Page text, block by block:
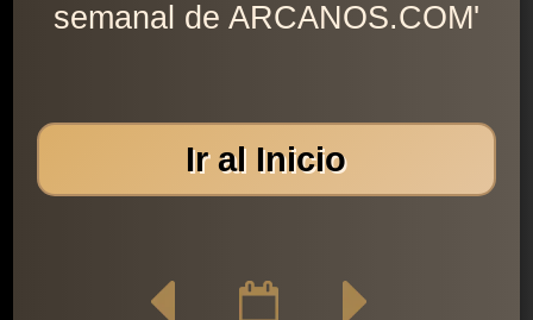
semanal de ARCANOS.COM'
Ir al Inicio